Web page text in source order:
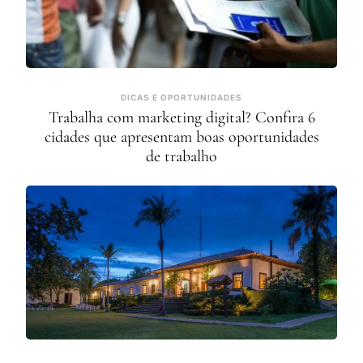
DICAS E OPORTUNIDADES
Trabalha com marketing digital? Confira 6
cidades que apresentam boas oportunidades
de trabalho